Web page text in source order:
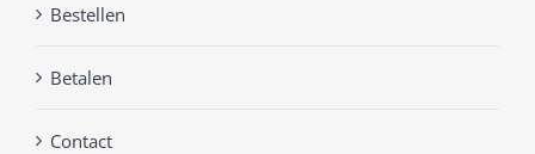
Bestellen
Betalen
Contact